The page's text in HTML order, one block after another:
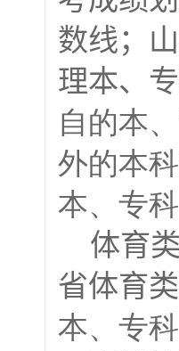
数线；
理本、
自的本
外的本
本、专
体育类
省体育
本、专